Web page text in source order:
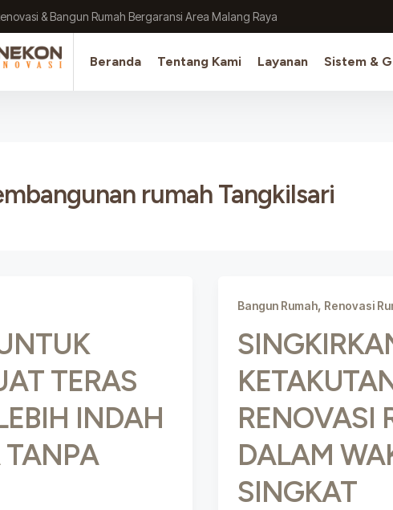
& Bangun Rumah Bergaransi Area Malang Raya
Beranda Tentang Kami Layanan Sistem &
rumah Tangkilsari
TERAS
INDAH
Bangun Rumah, Renovasi
RENOVASI
DALAM
SINGKAT